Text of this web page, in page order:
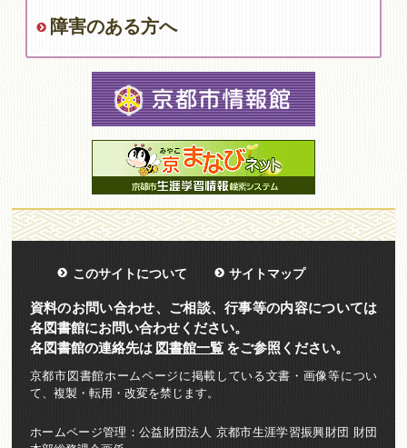
障害のある方へ
このサイトについて サイトマップ
資料のお問い合わせ、ご相談、行事等の内容については
各図書館にお問い合わせください。
各図書館の連絡先は 図書館一覧をご参照ください。
京都市図書館ホームページに掲載している文書・画像等につい
て、複製・転用・改変を禁じます。
ホームページ管理：公益財団法人 京都市生涯学習振興財団 財団